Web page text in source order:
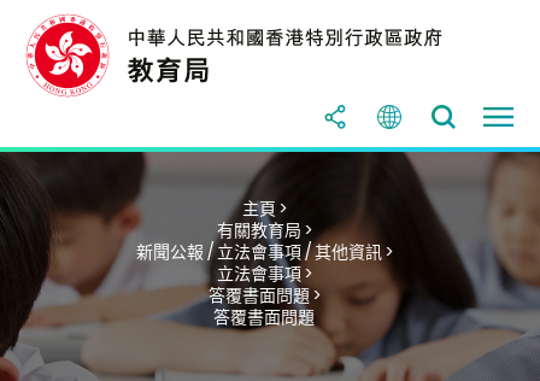
主頁 >
有關教育局 >
新聞公報 / 立法會事項 / 其他資訊 >
立法會事項 >
答覆書面問題 >
答覆書面問題